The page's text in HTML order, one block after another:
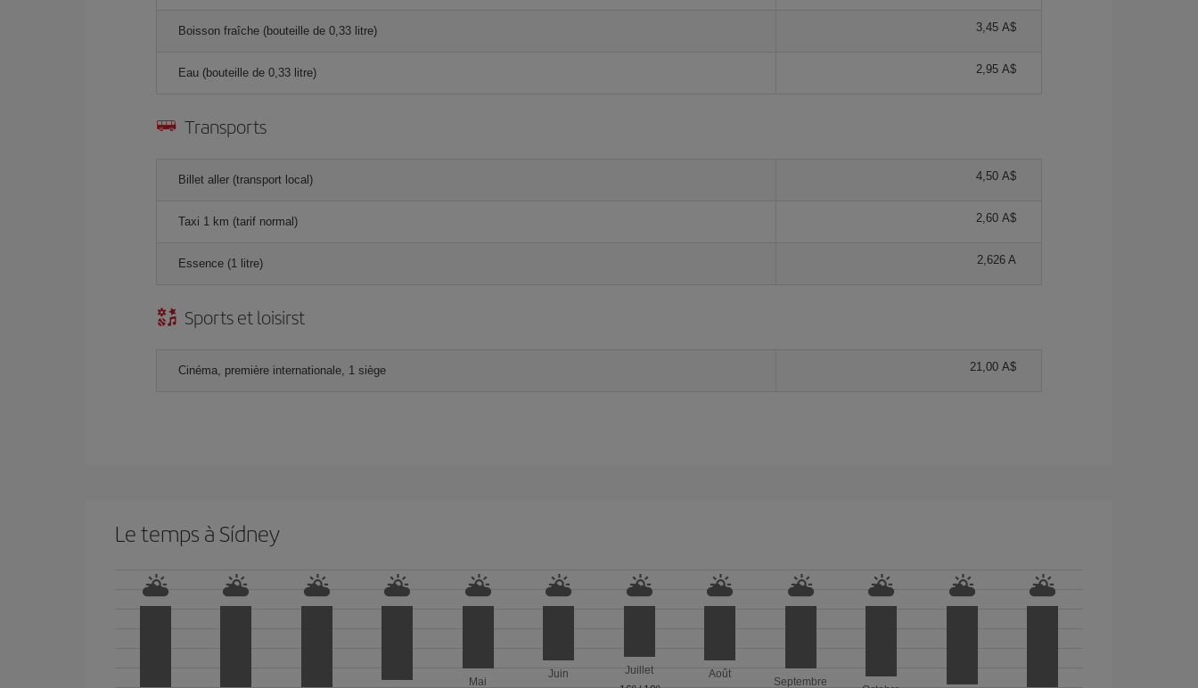
Boisson fraîche (bouteille de 0,33 litre) 3,45 A$
Eau (bouteille de 0,33 litre) 2,95 A$
Transports
Billet aller (transport local) 4,50 A$
Taxi 1 km (tarif normal) 2,60 A$
Essence (1 litre) 2,626 A
Sports et loisirst
Cinéma, première internationale, 1 siège 21,00 A$
Le temps à Sídney
Mai
Juin
Juillet
Août
Septembre